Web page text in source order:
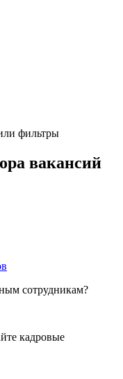
фильтры
вакансий
сотрудникам?
кадровые